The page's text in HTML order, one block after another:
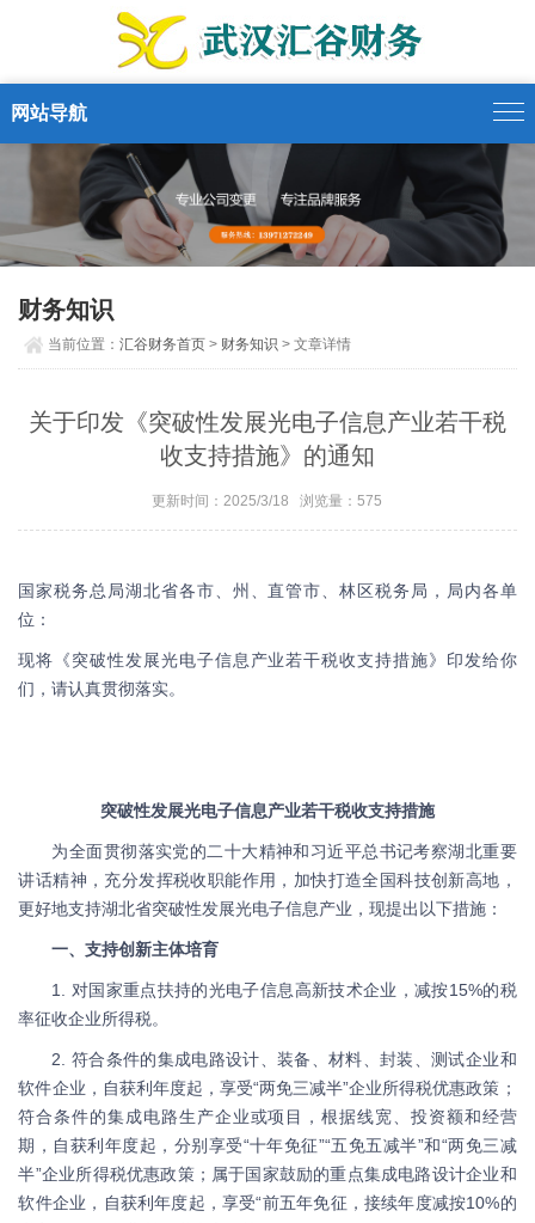
网站导航
财务知识
当前位置：汇谷财务首页 > 财务知识 > 文章详情
关于印发《突破性发展光电子信息产业若干税
收支持措施》的通知
更新时间：2025/3/18 浏览量：575
国家税务总局湖北省各市、州、直管市、林区税务局，局内各单
位：
现将《突破性发展光电子信息产业若干税收支持措施》印发给你
们，请认真贯彻落实。
突破性发展光电子信息产业若干税收支持措施
为全面贯彻落实党的二十大精神和习近平总书记考察湖北重要
讲话精神，充分发挥税收职能作用，加快打造全国科技创新高地，
更好地支持湖北省突破性发展光电子信息产业，现提出以下措施：
一、支持创新主体培育
1. 对国家重点扶持的光电子信息高新技术企业，减按15%的税
率征收企业所得税。
2. 符合条件的集成电路设计、装备、材料、封装、测试企业和
软件企业，自获利年度起，享受“两免三减半”企业所得税优惠政策；
符合条件的集成电路生产企业或项目，根据线宽、投资额和经营
期，自获利年度起，分别享受“十年免征”“五免五减半”和“两免三减
半”企业所得税优惠政策；属于国家鼓励的重点集成电路设计企业和
软件企业，自获利年度起，享受“前五年免征，接续年度减按10%的